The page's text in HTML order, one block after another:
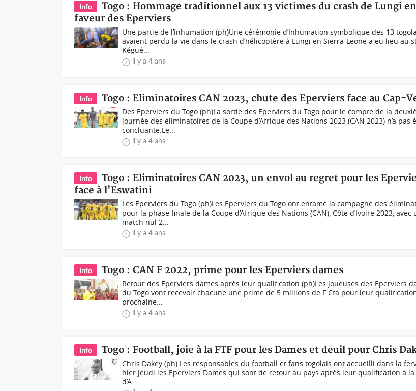
Info
Togo : Hommage traditionnel aux 13 victimes du crash de Lungi en
faveur des Eperviers
Une partie de l’inhumation (ph)Une cérémonie d’Inhumation symbolique des 13
avaient perdu la vie dans le crash d’hélicoptère à Lungi en Sierra-Leone a eu lieu au
Kégué...
il y a 4 ans
Info Togo : Eliminatoires CAN 2023, chute des Eperviers face au Cap-
Des Eperviers du Togo (ph)La sortie des Eperviers du Togo pour le compte de la
journée des éliminatoires de la Coupe d’Afrique des Nations 2023 (CAN 2023) n’a pas
concluante.Le...
il y a 4 ans
Info
Togo : Eliminatoires CAN 2023, un envol au regret pour les
face à l'Eswatini
Les Eperviers du Togo (ph)Les Eperviers du Togo ont entamé la campagne des
pour la phase finale de la Coupe d’Afrique des Nations (CAN), Côte d’Ivoire 2023, avec
match nul 2...
il y a 4 ans
Info Togo : CAN F 2022, prime pour les Eperviers dames
Retour des Eperviers dames après leur qualification (ph)Les joueuses des Eperviers
du Togo vont recevoir chacune une prime de 5 millions de F Cfa pour leur
prochaine...
il y a 4 ans
Info Togo : Football, joie à la FTF pour les Dames et deuil pour Chris
Chris Dakey (ph) Les responsables du football et fans togolais ont accueilli dans la
hier jeudi les Eperviers Dames qui sont de retour au pays après leur qualification à la
d’A...